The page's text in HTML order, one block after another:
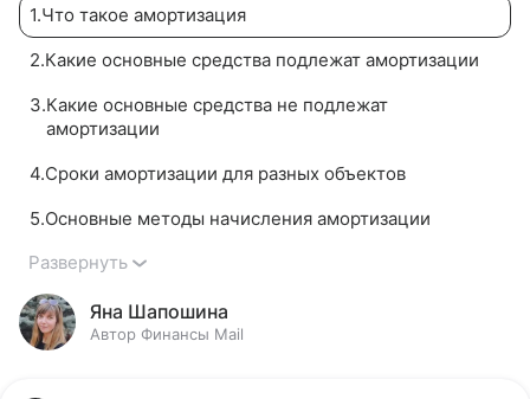
1.Что такое амортизация
2.Какие основные средства подлежат амортизации
3.Какие основные средства не подлежат
амортизации
4.Сроки амортизации для разных объектов
5.Основные методы начисления амортизации
Развернуть
Яна Шапошина
Автор Финансы Mail